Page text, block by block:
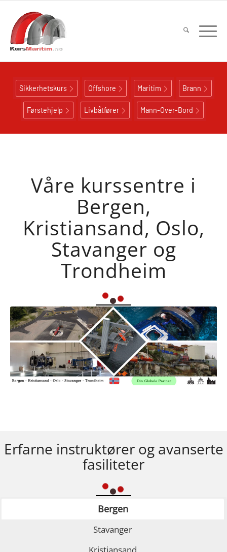
Sikkerhetskurs Offshore Maritim Brann
Førstehjelp Livbåtfører Mann-Over-Bord
Våre kurssentre i
Bergen,
Kristiansand, Oslo,
Stavanger og
Trondheim
Erfarne instruktører og avanserte
fasiliteter
Bergen
Stavanger